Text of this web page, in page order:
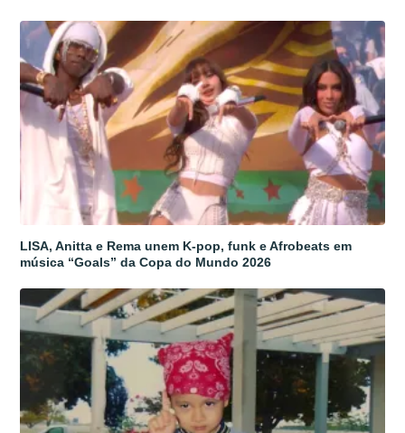
LISA, Anitta e Rema unem K-pop, funk e Afrobeats em
música “Goals” da Copa do Mundo 2026